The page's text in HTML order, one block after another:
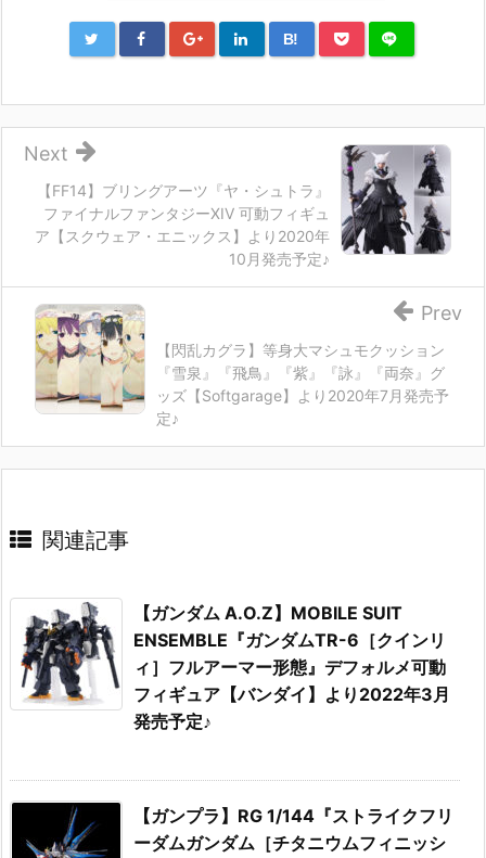
B!
【FF14】ブリングアーツ『ヤ・シュトラ』
ファイナルファンタジーXIV 可動フィギュ
ア【スクウェア・エニックス】より2020年
10月発売予定♪
Next
【閃乱カグラ】等身大マシュモクッション
『雪泉』『飛鳥』『紫』『詠』『両奈』グ
ッズ【Softgarage】より2020年7月発売予
定♪
Prev
関連記事
【ガンダム A.O.Z】MOBILE SUIT
ENSEMBLE『ガンダムTR-6［クインリ
ィ］フルアーマー形態』デフォルメ可動
フィギュア【バンダイ】より2022年3月
発売予定♪
【ガンプラ】RG 1/144『ストライクフリ
ーダムガンダム［チタニウムフィニッシ